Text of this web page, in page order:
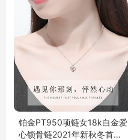
铂金PT950项链女18k白金爱
心锁骨链2021年新秋冬首饰